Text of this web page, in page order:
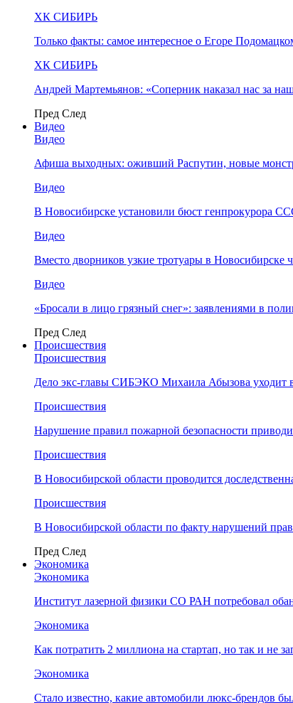
ХК СИБИРЬ
Только факты: самое интересное о Егоре
ХК СИБИРЬ
Андрей Мартемьянов: «Соперник наказал нас за
Пред След
Видео
Видео
Афиша выходных: оживший Распутин, новые
Видео
В Новосибирске установили бюст генпрокурора
Видео
Вместо дворников узкие тротуары в Новосибирске
Видео
«Бросали в лицо грязный снег»: заявлениями в
Пред След
Происшествия
Происшествия
Дело экс-главы СИБЭКО Михаила Абызова уходит
Происшествия
Нарушение правил пожарной безопасности
Происшествия
В Новосибирской области проводится
Происшествия
В Новосибирской области по факту нарушений
Пред След
Экономика
Экономика
Институт лазерной физики СО РАН потребовал
Экономика
Как потратить 2 миллиона на стартап, но так и не
Экономика
Стало известно, какие автомобили люкс-брендов